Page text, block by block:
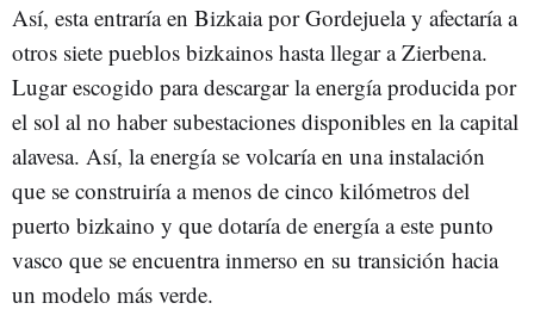
Así, esta entraría en Bizkaia por Gordejuela y afectaría a
otros siete pueblos bizkainos hasta llegar a Zierbena.
Lugar escogido para descargar la energía producida por
el sol al no haber subestaciones disponibles en la capital
alavesa. Así, la energía se volcaría en una instalación
que se construiría a menos de cinco kilómetros del
puerto bizkaino y que dotaría de energía a este punto
vasco que se encuentra inmerso en su transición hacia
un modelo más verde.